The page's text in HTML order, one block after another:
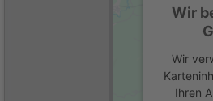
Wir
Wir
Ihren